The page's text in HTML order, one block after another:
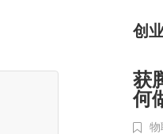
创
获
何
物